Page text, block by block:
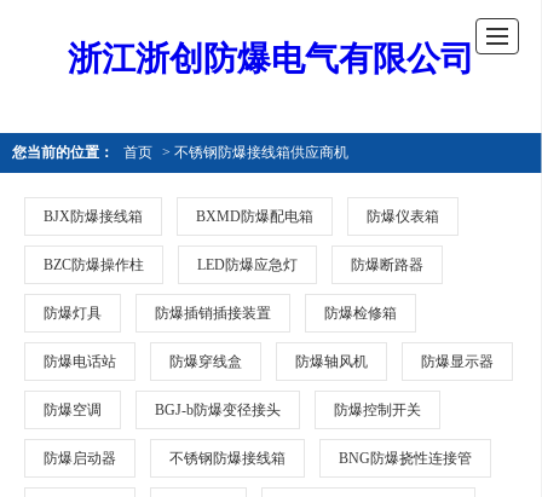
浙江浙创防爆电气有限公司
您当前的位置： 首页 > 不锈钢防爆接线箱供应商机
BJX防爆接线箱 BXMD防爆配电箱 防爆仪表箱
BZC防爆操作柱 LED防爆应急灯 防爆断路器
防爆灯具 防爆插销插接装置 防爆检修箱
防爆电话站 防爆穿线盒 防爆轴风机 防爆显示器
防爆空调 BGJ-b防爆变径接头 防爆控制开关
防爆启动器 不锈钢防爆接线箱 BNG防爆挠性连接管